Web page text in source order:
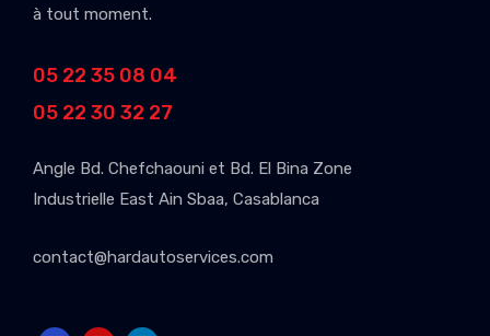
à tout moment.
05 22 35 08 04
05 22 30 32 27
Angle Bd. Chefchaouni et Bd. El Bina Zone
Industrielle East Ain Sbaa, Casablanca
contact@hardautoservices.com